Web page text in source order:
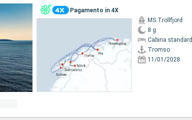
Pagamento in 4X
MS Trollfjord
8 g
Cabina standard
Tromso
11/01/2028